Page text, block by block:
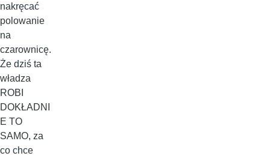
nakręcać
polowanie
na
czarownicę.
Że dziś ta
władza
ROBI
DOKŁADNI
E TO
SAMO, za
co chce